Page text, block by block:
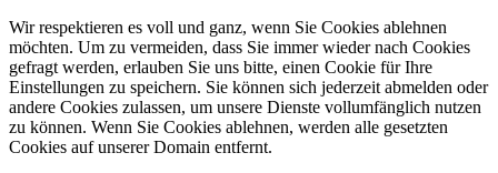
Wir respektieren es voll und ganz, wenn Sie Cookies ablehnen
möchten. Um zu vermeiden, dass Sie immer wieder nach Cookies
gefragt werden, erlauben Sie uns bitte, einen Cookie für Ihre
Einstellungen zu speichern. Sie können sich jederzeit abmelden oder
andere Cookies zulassen, um unsere Dienste vollumfänglich nutzen
zu können. Wenn Sie Cookies ablehnen, werden alle gesetzten
Cookies auf unserer Domain entfernt.